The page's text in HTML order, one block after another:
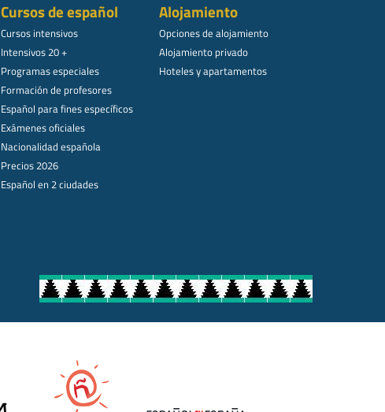
Cursos de español
Cursos intensivos
Intensivos 20 +
Programas especiales
Formación de profesores
Español para fines específicos
Exámenes oficiales
Nacionalidad española
Precios 2026
Español en 2 ciudades
Alojamiento
Opciones de alojamiento
Alojamiento privado
Hoteles y apartamentos